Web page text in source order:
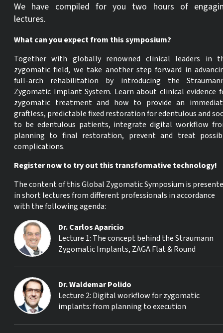
We have compiled for you two hours of
lectures.
What can you expect from this symposium?
Together with globally renowned clinical leaders in
zygomatic field, we take another step forward in
full-arch rehabilitation by introducing the
Zygomatic Implant System. Learn about clinical evidence
zygomatic treatment and how to provide an
graftless, predictable fixed restoration for edentulous and
to be edentulous patients, integrate digital workflow
planning to final restoration, prevent and treat
complications.
Register now to try out this transformative technology!
The content of this Global Zygomatic Symposium is
in short lectures from different professionals in accordance
with the following agenda:
Dr. Carlos Aparicio
Lecture 1: The concept behind the Straumann
Zygomatic Implants, ZAGA Flat & Round
Dr. Waldemar Polido
Lecture 2: Digital workflow for zygomatic
implants: from planning to execution